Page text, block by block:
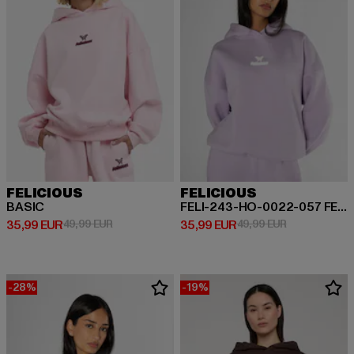
FELICIOUS
BASIC
35,99 EUR
Derzeitiger Preis: 35,99 EUR
49,99 EURAktionspreis: 49,99 EUR
FELICIOUS
FELI-243-HO-0022-057 FELI Basic Hoodie
35,99 EUR
Derzeitiger Preis: 35,99 EUR
49,99 EURAktionspreis:
-28% -19%